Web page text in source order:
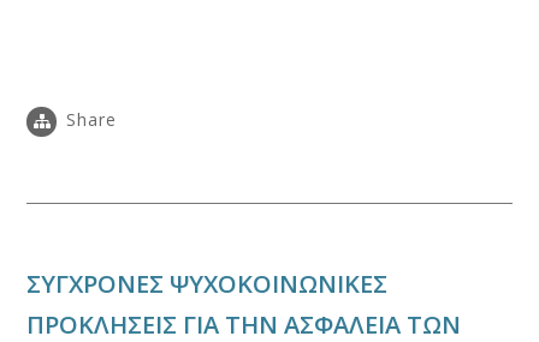
Share
ΣΥΓΧΡΟΝΕΣ ΨΥΧΟΚΟΙΝΩΝΙΚΕΣ
ΠΡΟΚΛΗΣΕΙΣ ΓΙΑ ΤΗΝ ΑΣΦΑΛΕΙΑ ΤΩΝ